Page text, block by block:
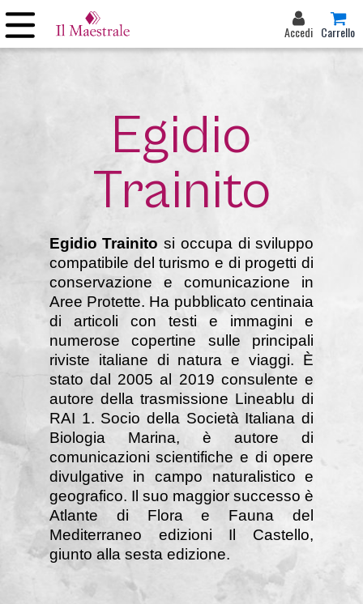
Accedi Carrello
Egidio
Trainito
Egidio Trainito si occupa di sviluppo
compatibile del turismo e di progetti di
conservazione e comunicazione in
Aree Protette. Ha pubblicato centinaia
di articoli con testi e immagini e
numerose copertine sulle principali
riviste italiane di natura e viaggi. È
stato dal 2005 al 2019 consulente e
autore della trasmissione Lineablu di
RAI 1. Socio della Società Italiana di
Biologia Marina, è autore di
comunicazioni scientifiche e di opere
divulgative in campo naturalistico e
geografico. Il suo maggior successo è
Atlante di Flora e Fauna del
Mediterraneo edizioni Il Castello,
giunto alla sesta edizione.